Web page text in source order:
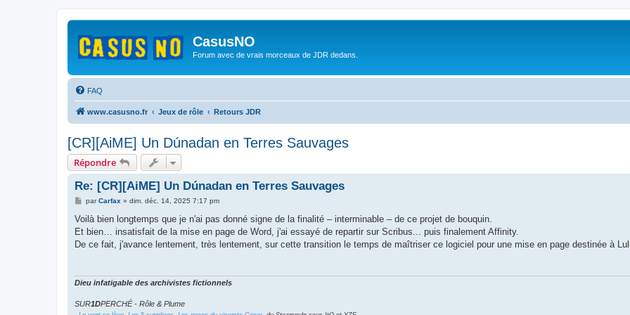
CasusNO
Forum avec de vrais morceaux de JDR dedans.
FAQ
www.casusno.fr Jeux de rôle Retours JDR
[CR][AiME] Un Dúnadan en Terres Sauvages
Répondre
Re: [CR][AiME] Un Dúnadan en Terres Sauvages
M
s
a
g
parCarfax » dim. déc. 14, 2025 7:17 pm
Voilà bien longtemps que je n'ai pas donné signe de la finalité – interminable – de ce projet de bouquin.
Et bien… insatisfait de la mise en page de Word, j'ai essayé de repartir sur Scribus... puis finalement Affinity.
De ce fait, j'avance lentement, très lentement, sur cette transition le temps de maîtriser ce logiciel pour une mise en page destinée à
Dieu infatigable des archivistes fictionnels
SUR1DPERCHÉ - Rôle & Plume